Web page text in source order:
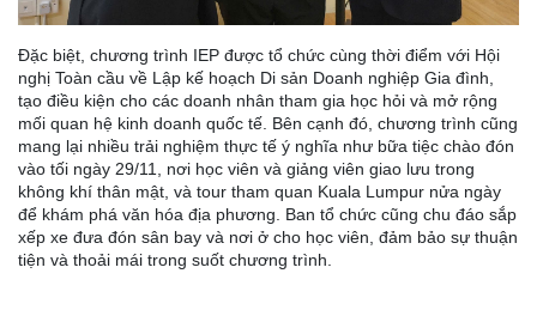
Đặc biệt, chương trình IEP được tổ chức cùng thời điểm với Hội
nghị Toàn cầu về Lập kế hoạch Di sản Doanh nghiệp Gia đình,
tạo điều kiện cho các doanh nhân tham gia học hỏi và mở rộng
mối quan hệ kinh doanh quốc tế. Bên cạnh đó, chương trình cũng
mang lại nhiều trải nghiệm thực tế ý nghĩa như bữa tiệc chào đón
vào tối ngày 29/11, nơi học viên và giảng viên giao lưu trong
không khí thân mật, và tour tham quan Kuala Lumpur nửa ngày
để khám phá văn hóa địa phương. Ban tổ chức cũng chu đáo sắp
xếp xe đưa đón sân bay và nơi ở cho học viên, đảm bảo sự thuận
tiện và thoải mái trong suốt chương trình.